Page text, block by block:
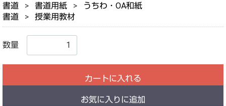
書道
書道用紙
うちわ・OA和紙
書道
授業用教材
数量
カートに入れる
お気に入りに追加